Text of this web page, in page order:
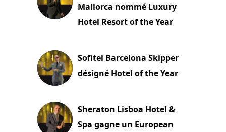
Mallorca nommé Luxury
Hotel Resort of the Year
Sofitel Barcelona Skipper
désigné Hotel of the Year
Sheraton Lisboa Hotel &
Spa gagne un European